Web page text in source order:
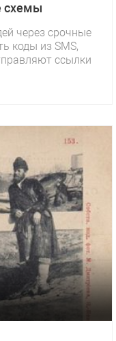
схемы
через срочные
коды из SMS,
ссылки